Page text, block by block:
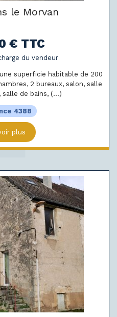
le Morvan
€ TTC
du vendeur
superficie habitable de 200
2 bureaux, salon, salle
salle de bains, (...)
4388
plus